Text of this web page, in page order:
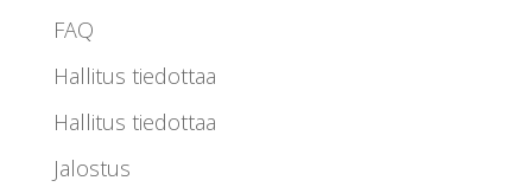
FAQ
Hallitus tiedottaa
Hallitus tiedottaa
Jalostus